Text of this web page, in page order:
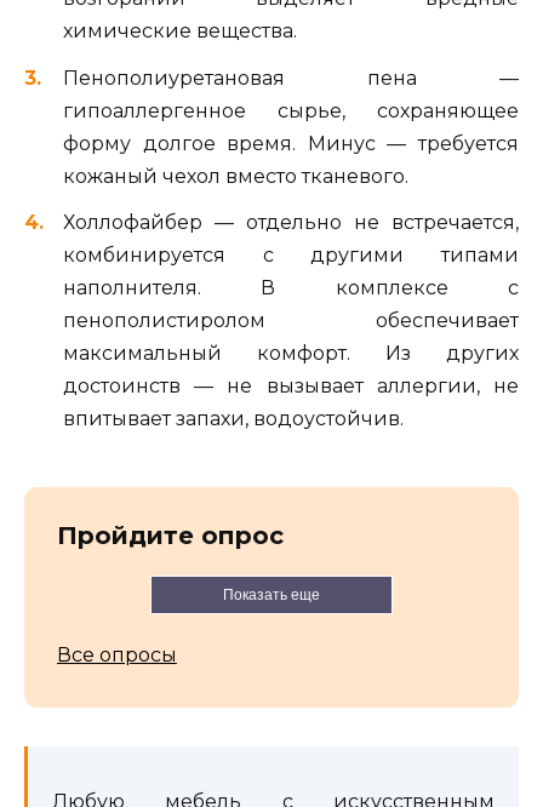
химические вещества.
Пенополиуретановая пена —
гипоаллергенное сырье, сохраняющее
форму долгое время. Минус — требуется
кожаный чехол вместо тканевого.
Холлофайбер — отдельно не встречается,
комбинируется с другими типами
наполнителя. В комплексе с
пенополистиролом обеспечивает
максимальный комфорт. Из других
достоинств — не вызывает аллергии, не
впитывает запахи, водоустойчив.
Пройдите опрос
Показать еще
Все опросы
Любую мебель с искусственным